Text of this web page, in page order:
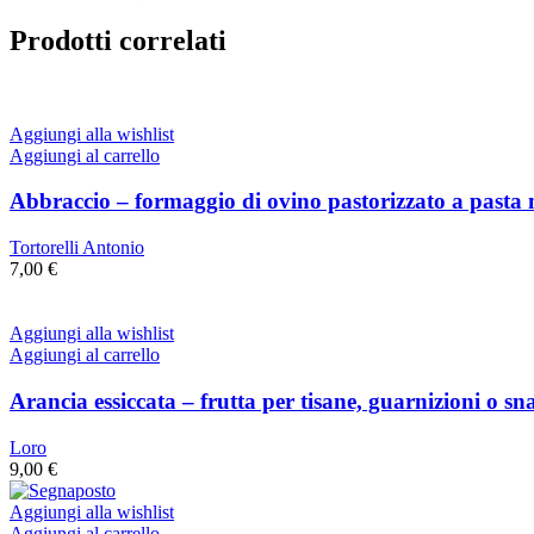
Prodotti correlati
Aggiungi alla wishlist
Aggiungi al carrello
Abbraccio – formaggio di ovino pastorizzato a pasta
Tortorelli Antonio
7,00 €
Aggiungi alla wishlist
Aggiungi al carrello
Arancia essiccata – frutta per tisane, guarnizioni o
Loro
9,00 €
Aggiungi alla wishlist